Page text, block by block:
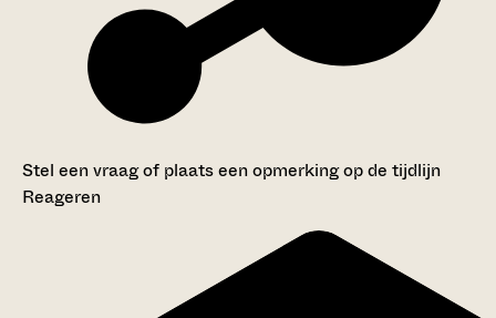
Stel een vraag of plaats een opmerking op de tijdlijn
Reageren